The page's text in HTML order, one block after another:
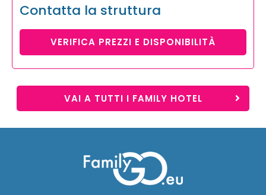
Contatta la struttura
VERIFICA PREZZI E DISPONIBILITÀ
VAI A TUTTI I FAMILY HOTEL